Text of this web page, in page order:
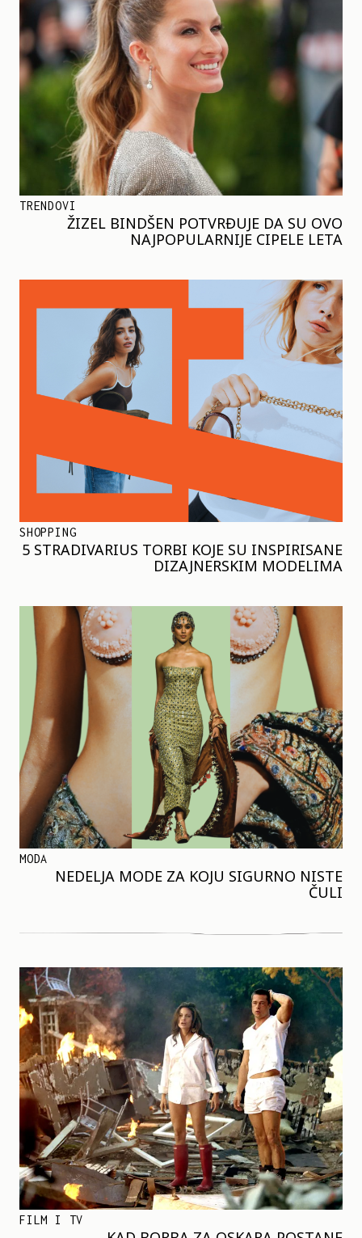
TRENDOVI
ŽIZEL BINDŠEN POTVRĐUJE DA SU OVO
NAJPOPULARNIJE CIPELE LETA
SHOPPING
5 STRADIVARIUS TORBI KOJE SU INSPIRISANE
DIZAJNERSKIM MODELIMA
MODA
NEDELJA MODE ZA KOJU SIGURNO NISTE
ČULI
FILM I TV